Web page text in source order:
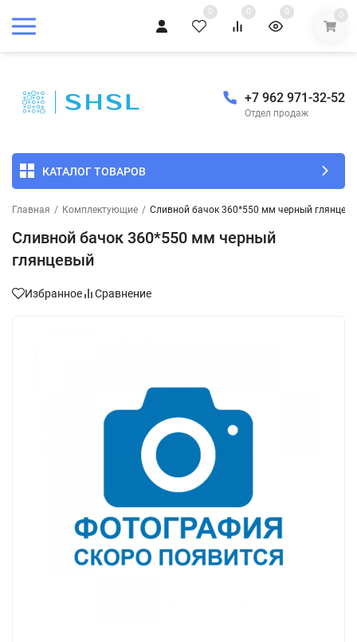
0 0 0 0
+7 962 971-32-52
Отдел продаж
КАТАЛОГ ТОВАРОВ
Главная / Комплектующие / Сливной бачок 360*550 мм черный
Сливной бачок 360*550 мм черный
глянцевый
Избранное Сравнение